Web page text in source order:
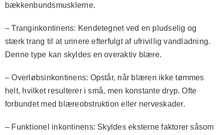
bækkenbundsmusklerne.
–Tranginkontinens: Kendetegnet ved en pludselig og
stærk trang til at urinere efterfulgt af ufrivillig vandladning.
Denne type kan skyldes en overaktiv blære.
–Overløbsinkontinens: Opstår, når blæren ikke tømmes
helt, hvilket resulterer i små, men konstante dryp. Ofte
forbundet med blæreobstruktion eller nerveskader.
– Funktionel inkontinens: Skyldes eksterne faktorer såsom